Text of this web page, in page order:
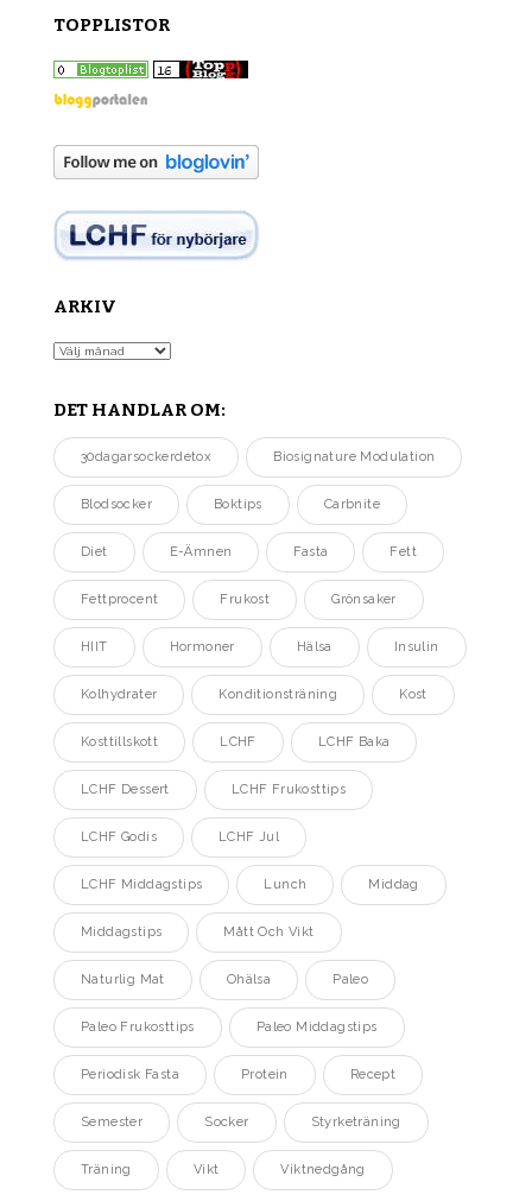
TOPPLISTOR
ARKIV
Arkiv
DET HANDLAR OM:
30dagarsockerdetox Biosignature Modulation
Blodsocker Boktips Carbnite
Diet E-Ämnen Fasta Fett
Fettprocent Frukost Grönsaker
HIIT Hormoner Hälsa Insulin
Kolhydrater Konditionsträning Kost
Kosttillskott LCHF LCHF Baka
LCHF Dessert LCHF Frukosttips
LCHF Godis LCHF Jul
LCHF Middagstips Lunch Middag
Middagstips Mått Och Vikt
Naturlig Mat Ohälsa Paleo
Paleo Frukosttips Paleo Middagstips
Periodisk Fasta Protein Recept
Semester Socker Styrketräning
Träning Vikt Viktnedgång